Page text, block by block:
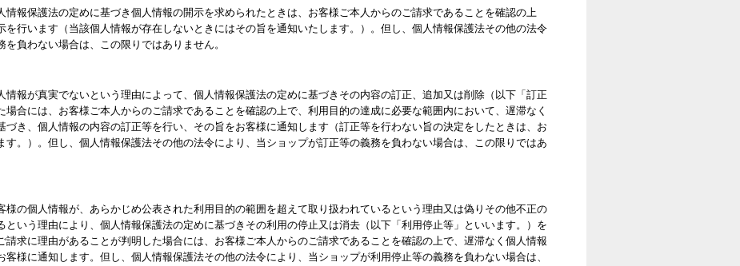
情報保護法の定めに基づき個人情報の開示を求められたときは、お客様ご本人からのご請求であることを確認の上
を行います（当該個人情報が存在しないときにはその旨を通知いたします。）。但し、個人情報保護法その他の法令
負わない場合は、この限りではありません。
情報が真実でないという理由によって、個人情報保護法の定めに基づきその内容の訂正、追加又は削除（以下「訂正
場合には、お客様ご本人からのご請求であることを確認の上で、利用目的の達成に必要な範囲内において、遅滞なく
づき、個人情報の内容の訂正等を行い、その旨をお客様に通知します（訂正等を行わない旨の決定をしたときは、お
す。）。但し、個人情報保護法その他の法令により、当ショップが訂正等の義務を負わない場合は、この限りではあ
様の個人情報が、あらかじめ公表された利用目的の範囲を超えて取り扱われているという理由又は偽りその他不正の
という理由により、個人情報保護法の定めに基づきその利用の停止又は消去（以下「利用停止等」といいます。）を
請求に理由があることが判明した場合には、お客様ご本人からのご請求であることを確認の上で、遅滞なく個人情報
様に通知します。但し、個人情報保護法その他の法令により、当ショップが利用停止等の義務を負わない場合は、